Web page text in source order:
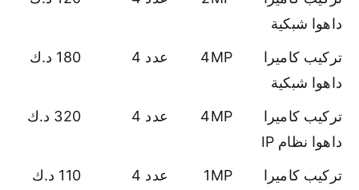
داهوا شبكية
تركيب كاميرا
داهوا شبكية
4MP عدد 4 180 د.ك
تركيب كاميرا
داهوا نظام IP
4MP عدد 4 320 د.ك
تركيب كاميرا
1MP عدد 4 110 د.ك